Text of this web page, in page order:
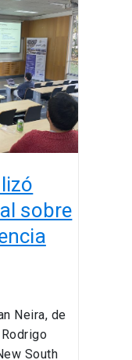
sobre
Neira, de
South